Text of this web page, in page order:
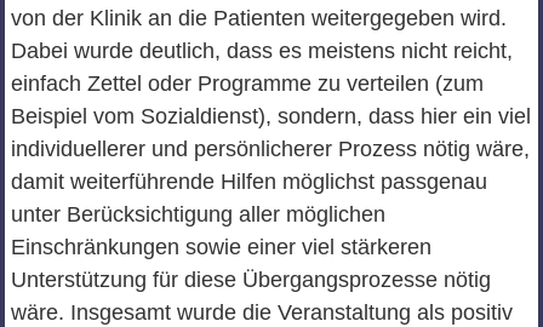
von der Klinik an die Patienten weitergegeben wird.
Dabei wurde deutlich, dass es meistens nicht reicht,
einfach Zettel oder Programme zu verteilen (zum
Beispiel vom Sozialdienst), sondern, dass hier ein viel
individuellerer und persönlicherer Prozess nötig wäre,
damit weiterführende Hilfen möglichst passgenau
unter Berücksichtigung aller möglichen
Einschränkungen sowie einer viel stärkeren
Unterstützung für diese Übergangsprozesse nötig
wäre. Insgesamt wurde die Veranstaltung als positiv